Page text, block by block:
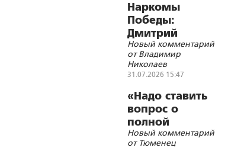
Наркомы
Победы:
Дмитрий
Устинов
Новый комментарий
от Владимир
Николаев
31.07.2026 15:47
«Надо ставить
вопрос о
полной
блокаде
Украины»
Новый комментарий
от Тюменец